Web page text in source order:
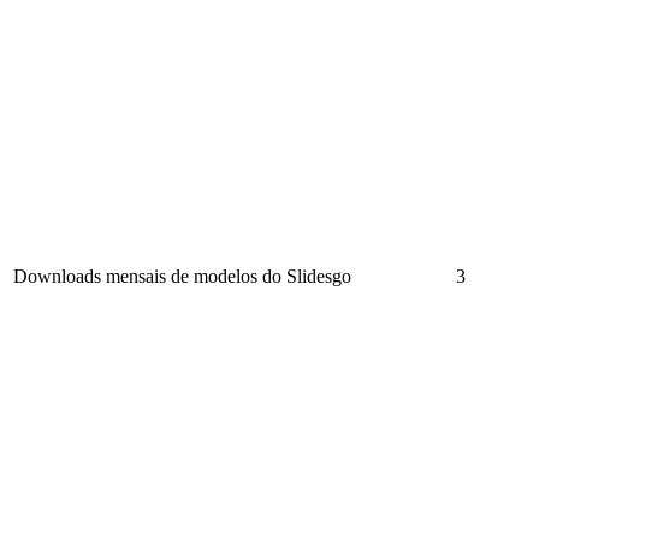
Downloads mensais de modelos do Slidesgo 3